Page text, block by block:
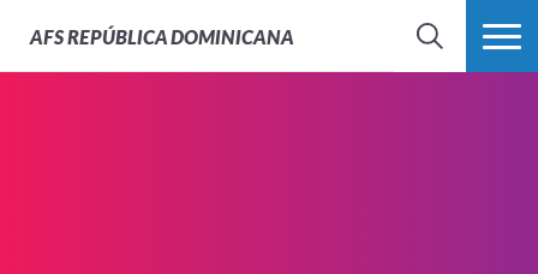
AFSREPÚBLICA DOMINICANA
BUSCAR MÁS